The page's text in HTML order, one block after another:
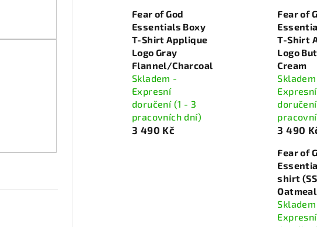
Fear of God
Essentials Boxy
T-Shirt Applique
Logo Gray
Flannel/Charcoal
Skladem -
Expresní
doručení (1 - 3
pracovních dní)
3 490 Kč
Fear of
T-Shirt
Logo
Cream
Expresní
3 490
Fear of
shirt
Oatmeal
Expresní